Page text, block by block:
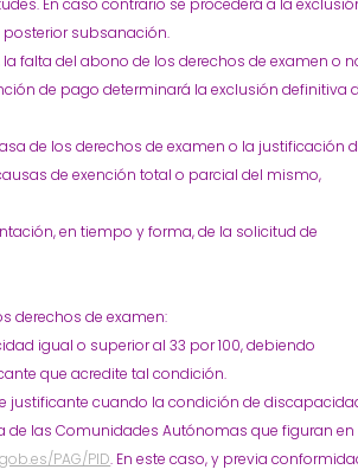
En caso contrario se procederá a la
subsanación.
falta del abono de los derechos de examen o
de pago determinará la exclusión definitiva
de los derechos de examen o la justificación
de exención total o parcial del mismo,
en tiempo y forma, de la solicitud de
derechos de examen:
igual o superior al 33 por 100, debiendo
que acredite tal condición.
justificante cuando la condición de
de las Comunidades Autónomas que figuran en
PAG/PID. En este caso, y previa